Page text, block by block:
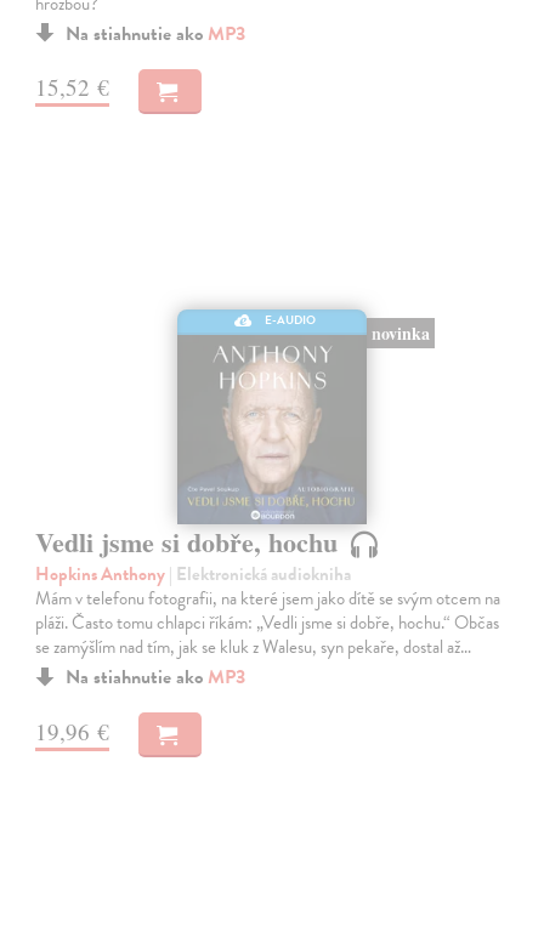
Na stiahnutie ako MP3
15,52 €
E-AUDIO
novinka
Vedli jsme si dobře, hochu
Hopkins Anthony| Elektronická audiokniha
Mám v telefonu fotografii, na které jsem jako dítě se svým otcem na
pláži. Často tomu chlapci říkám: „Vedli jsme si dobře, hochu.“ Občas
se zamýšlím nad tím, jak se kluk z Walesu, syn pekaře, dostal až…
Na stiahnutie ako MP3
19,96 €